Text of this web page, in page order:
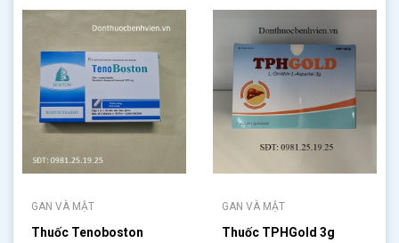
GAN VÀ MẬT
Thuốc Tenoboston
GAN VÀ MẬT
Thuốc TPHGold 3g